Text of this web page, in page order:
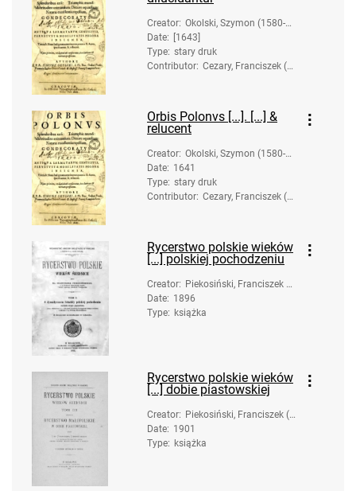
Creator: Okolski, Szymon (1580-16
53).
Date:
[1643]
Type: stary druk
Contributor: Cezary, Franciszek (c
Orbis Polonvs [...]. [...] &
relucent
Creator: Okolski, Szymon (1580-16
53).
Date: 1641
Type: stary druk
Contributor: Cezary, Franciszek (c
Rycerstwo polskie wieków
[...] polskiej pochodzeniu
Creator: Piekosiński, Franciszek K
sawery (1844-1906)
Date: 1896
Type: książka
Rycerstwo polskie wieków
[...] dobie piastowskiej
Creator: Piekosiński, Franciszek (1
844-1906)
Date: 1901
Type: książka